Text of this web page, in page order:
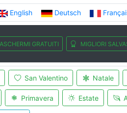
English Deutsch
GRATUITI MIGLIORI
San Valentino Natale
Primavera Estate